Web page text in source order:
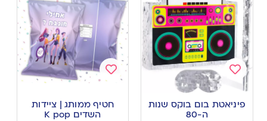
Add
to
wishlist
פיניאטת בום בוקס שנות
ה-80
wishlist
חטיף ממותג | ציידות
השדים K pop